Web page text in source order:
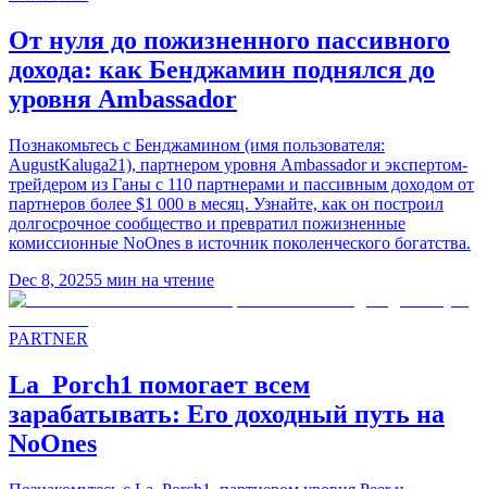
От нуля до пожизненного пассивного
дохода: как Бенджамин поднялся до
уровня Ambassador
Познакомьтесь с Бенджамином (имя пользователя:
AugustKaluga21), партнером уровня Ambassador и экспертом-
трейдером из Ганы с 110 партнерами и пассивным доходом от
партнеров более $1 000 в месяц. Узнайте, как он построил
долгосрочное сообщество и превратил пожизненные
комиссионные NoOnes в источник поколенческого богатства.
Dec 8, 20255 мин на чтение
PARTNER
La_Porch1 помогает всем
зарабатывать: Его доходный путь на
NoOnes